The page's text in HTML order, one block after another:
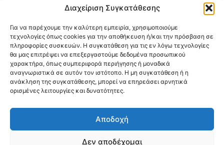
Διαχείριση Συγκατάθεσης
Για να παρέχουμε την καλύτερη εμπειρία, χρησιμοποιούμε
τεχνολογίες όπως cookies για την αποθήκευση ή/και την πρόσβαση σε
πληροφορίες συσκευών. Η συγκατάθεση για τις εν λόγω τεχνολογίες
θα μας επιτρέψει να επεξεργαστούμε δεδομένα προσωπικού
χαρακτήρα, όπως συμπεριφορά περιήγησης ή μοναδικά
αναγνωριστικά σε αυτόν τον ιστότοπο. Η μη συγκατάθεση ή η
ανάκληση της συγκατάθεσης, μπορεί να επηρεάσει αρνητικά
ορισμένες λειτουργίες και δυνατότητες.
Αποδοχή
Δεν αποδέχομαι
Επικοινωνία:info@neologosattikis.gr
ΑΚΟΛΟΥΘΗΣΕ ΜΑΣ
Videos Όροι Χρήσης